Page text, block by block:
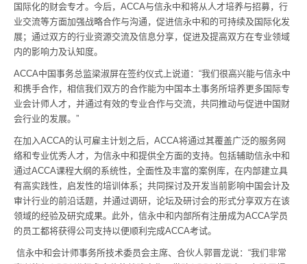
国际化的财会专才。今后，ACCA与信永中和将从人才培养与招募，行
业交流等方面加强战略合作与沟通，促进信永中和的可持续及国际化发
展；通过双方的行业资源交流及信息分享，促进及提高双方在专业领域
内的影响力及认知度。
ACCA中国事务总监梁淑屏在签约仪式上说道：“我们很高兴能与信永中
和携手合作，相信我们双方的合作能为中国本土事务所培养更多国际专
业会计师人才，并通过有效的专业合作与交流，共同推动与促进中国财
会行业的发展。”
在加入ACCA的认可雇主计划之后，ACCA将通过其覆盖广泛的服务网
络和专业优秀人才，为信永中和提供全方面的支持。包括辅助信永中和
通过ACCA课程大纲的系统性，全面性及丰富的案例库，在内部建立具
有高实践性，启发性的培训体系；共同探讨及开发当前影响中国会计及
审计行业的前沿话题，并通过调研，论坛及研讨会的形式分享双方在该
领域的经验及研究成果。此外，信永中和内部所有注册成为ACCA学员
的员工都将获得公司支持以便顺利完成ACCA考试。
信永中和会计师事务所技术委员会主席、合伙人郭晋龙说：“我们非常